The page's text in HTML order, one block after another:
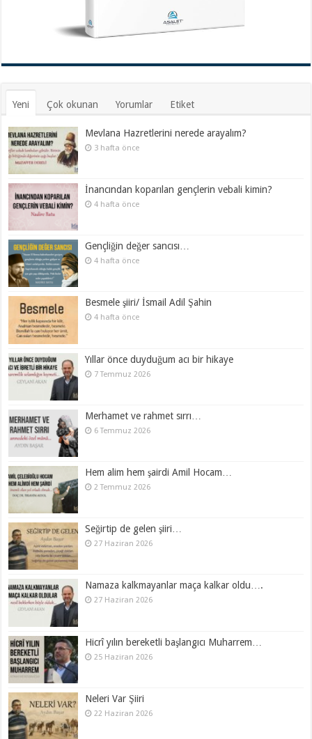
Yeni Çok okunan Yorumlar Etiket
Mevlana Hazretlerini nerede arayalım?
3 hafta önce
İnancından koparılan gençlerin vebali kimin?
4 hafta önce
Gençliğin değer sancısı…
4 hafta önce
Besmele şiiri/ İsmail Adil Şahin
4 hafta önce
Yıllar önce duyduğum acı bir hikaye
7 Temmuz 2026
Merhamet ve rahmet sırrı…
6 Temmuz 2026
Hem alim hem şairdi Amil Hocam…
2 Temmuz 2026
Seğirtip de gelen şiiri…
27 Haziran 2026
Namaza kalkmayanlar maça kalkar oldu….
27 Haziran 2026
Hicrî yılın bereketli başlangıcı Muharrem…
25 Haziran 2026
Neleri Var Şiiri
22 Haziran 2026